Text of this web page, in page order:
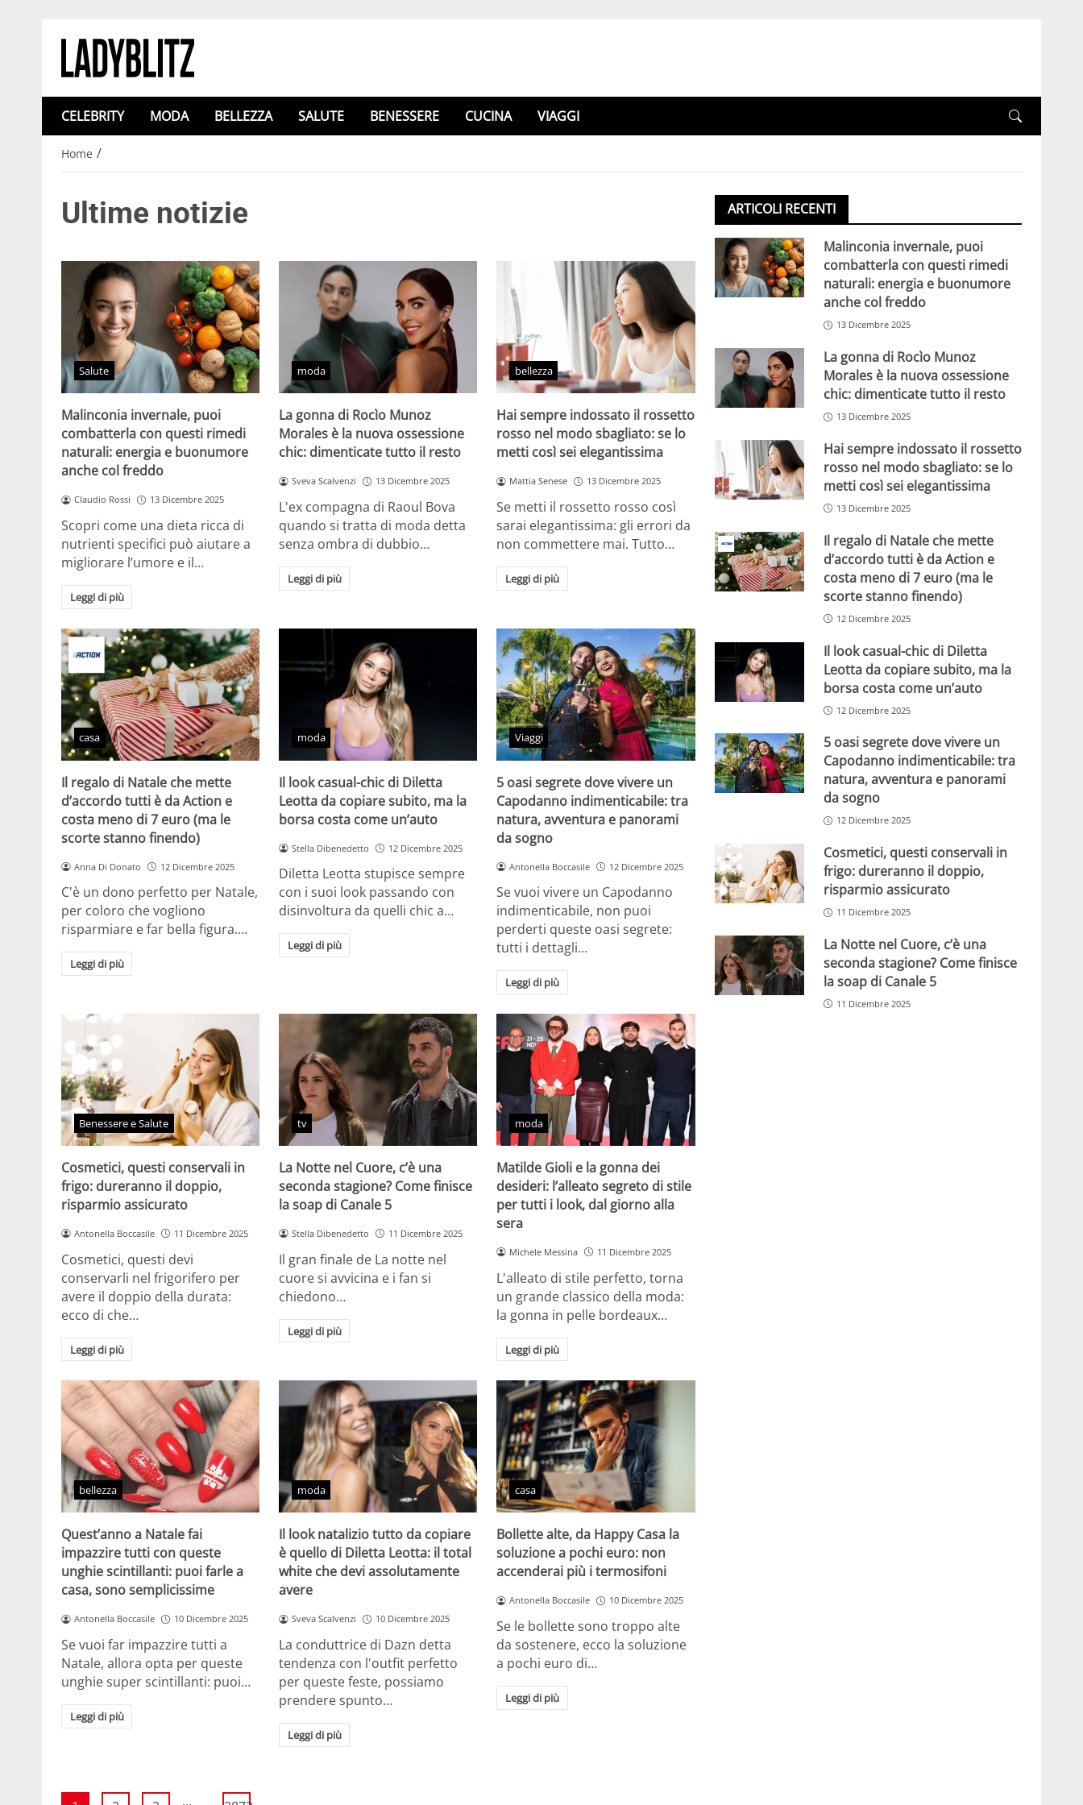
CELEBRITY MODA BELLEZZA SALUTE BENESSERE CUCINA VIAGGI
Home /
Ultime notizie
Salute
Malinconia invernale, puoi
combatterla con questi rimedi
naturali: energia e buonumore
anche col freddo
Claudio Rossi 13 Dicembre 2025
Scopri come una dieta ricca di
nutrienti specifici può aiutare a
migliorare l’umore e il…
Leggi di più
moda
La gonna di Rocìo Munoz
Morales è la nuova ossessione
chic: dimenticate tutto il resto
Sveva Scalvenzi 13 Dicembre 2025
L'ex compagna di Raoul Bova
quando si tratta di moda detta
senza ombra di dubbio…
Leggi di più
bellezza
Hai sempre indossato il rossetto
rosso nel modo sbagliato: se lo
metti così sei elegantissima
Mattia Senese 13 Dicembre 2025
Se metti il rossetto rosso così
sarai elegantissima: gli errori da
non commettere mai. Tutto…
Leggi di più
casa
Il regalo di Natale che mette
d’accordo tutti è da Action e
costa meno di 7 euro (ma le
scorte stanno finendo)
Anna Di Donato 12 Dicembre 2025
C'è un dono perfetto per Natale,
per coloro che vogliono
risparmiare e far bella figura.…
Leggi di più
moda
Il look casual-chic di Diletta
Leotta da copiare subito, ma la
borsa costa come un’auto
Stella Dibenedetto 12 Dicembre 2025
Diletta Leotta stupisce sempre
con i suoi look passando con
disinvoltura da quelli chic a…
Leggi di più
Viaggi
5 oasi segrete dove vivere un
Capodanno indimenticabile: tra
natura, avventura e panorami
da sogno
Antonella Boccasile 12 Dicembre 2025
Se vuoi vivere un Capodanno
indimenticabile, non puoi
perderti queste oasi segrete:
tutti i dettagli…
Leggi di più
Benessere e Salute
Cosmetici, questi conservali in
frigo: dureranno il doppio,
risparmio assicurato
Antonella Boccasile 11 Dicembre 2025
Cosmetici, questi devi
conservarli nel frigorifero per
avere il doppio della durata:
ecco di che…
Leggi di più
tv
La Notte nel Cuore, c’è una
seconda stagione? Come finisce
la soap di Canale 5
Stella Dibenedetto 11 Dicembre 2025
Il gran finale de La notte nel
cuore si avvicina e i fan si
chiedono…
Leggi di più
moda
Matilde Gioli e la gonna dei
desideri: l’alleato segreto di stile
per tutti i look, dal giorno alla
sera
Michele Messina 11 Dicembre 2025
L'alleato di stile perfetto, torna
un grande classico della moda:
la gonna in pelle bordeaux…
Leggi di più
bellezza
Quest’anno a Natale fai
impazzire tutti con queste
unghie scintillanti: puoi farle a
casa, sono semplicissime
Antonella Boccasile 10 Dicembre 2025
Se vuoi far impazzire tutti a
Natale, allora opta per queste
unghie super scintillanti: puoi…
Leggi di più
moda
Il look natalizio tutto da copiare
è quello di Diletta Leotta: il total
white che devi assolutamente
avere
Sveva Scalvenzi 10 Dicembre 2025
La conduttrice di Dazn detta
tendenza con l'outfit perfetto
per queste feste, possiamo
prendere spunto…
Leggi di più
casa
Bollette alte, da Happy Casa la
soluzione a pochi euro: non
accenderai più i termosifoni
Antonella Boccasile 10 Dicembre 2025
Se le bollette sono troppo alte
da sostenere, ecco la soluzione
a pochi euro di…
Leggi di più
...
ARTICOLI RECENTI
Malinconia invernale, puoi
combatterla con questi rimedi
naturali: energia e buonumore
anche col freddo
13 Dicembre 2025
La gonna di Rocìo Munoz
Morales è la nuova ossessione
chic: dimenticate tutto il resto
13 Dicembre 2025
Hai sempre indossato il rossetto
rosso nel modo sbagliato: se lo
metti così sei elegantissima
13 Dicembre 2025
Il regalo di Natale che mette
d’accordo tutti è da Action e
costa meno di 7 euro (ma le
scorte stanno finendo)
12 Dicembre 2025
Il look casual-chic di Diletta
Leotta da copiare subito, ma la
borsa costa come un’auto
12 Dicembre 2025
5 oasi segrete dove vivere un
Capodanno indimenticabile: tra
natura, avventura e panorami
da sogno
12 Dicembre 2025
Cosmetici, questi conservali in
frigo: dureranno il doppio,
risparmio assicurato
11 Dicembre 2025
La Notte nel Cuore, c’è una
seconda stagione? Come finisce
la soap di Canale 5
11 Dicembre 2025